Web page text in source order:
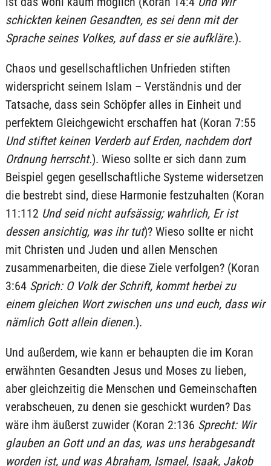
schickten keinen Gesandten, es sei denn mit der
Sprache seines Volkes, auf dass er sie aufkläre.).
Chaos und gesellschaftlichen Unfrieden stiften
widerspricht seinem Islam – Verständnis und der
Tatsache, dass sein Schöpfer alles in Einheit und
perfektem Gleichgewicht erschaffen hat (Koran 7:55
Und stiftet keinen Verderb auf Erden, nachdem dort
Ordnung herrscht.). Wieso sollte er sich dann zum
Beispiel gegen gesellschaftliche Systeme widersetzen
die bestrebt sind, diese Harmonie festzuhalten (Koran
11:112 Und seid nicht aufsässig; wahrlich, Er ist
dessen ansichtig, was ihr tut)? Wieso sollte er nicht
mit Christen und Juden und allen Menschen
zusammenarbeiten, die diese Ziele verfolgen? (Koran
3:64 Sprich: O Volk der Schrift, kommt herbei zu
einem gleichen Wort zwischen uns und euch, dass wir
nämlich Gott allein dienen.).
Und außerdem, wie kann er behaupten die im Koran
erwähnten Gesandten Jesus und Moses zu lieben,
aber gleichzeitig die Menschen und Gemeinschaften
verabscheuen, zu denen sie geschickt wurden? Das
wäre ihm äußerst zuwider (Koran 2:136 Sprecht: Wir
glauben an Gott und an das, was uns herabgesandt
worden ist, und was Abraham, Ismael, Isaak, Jakob